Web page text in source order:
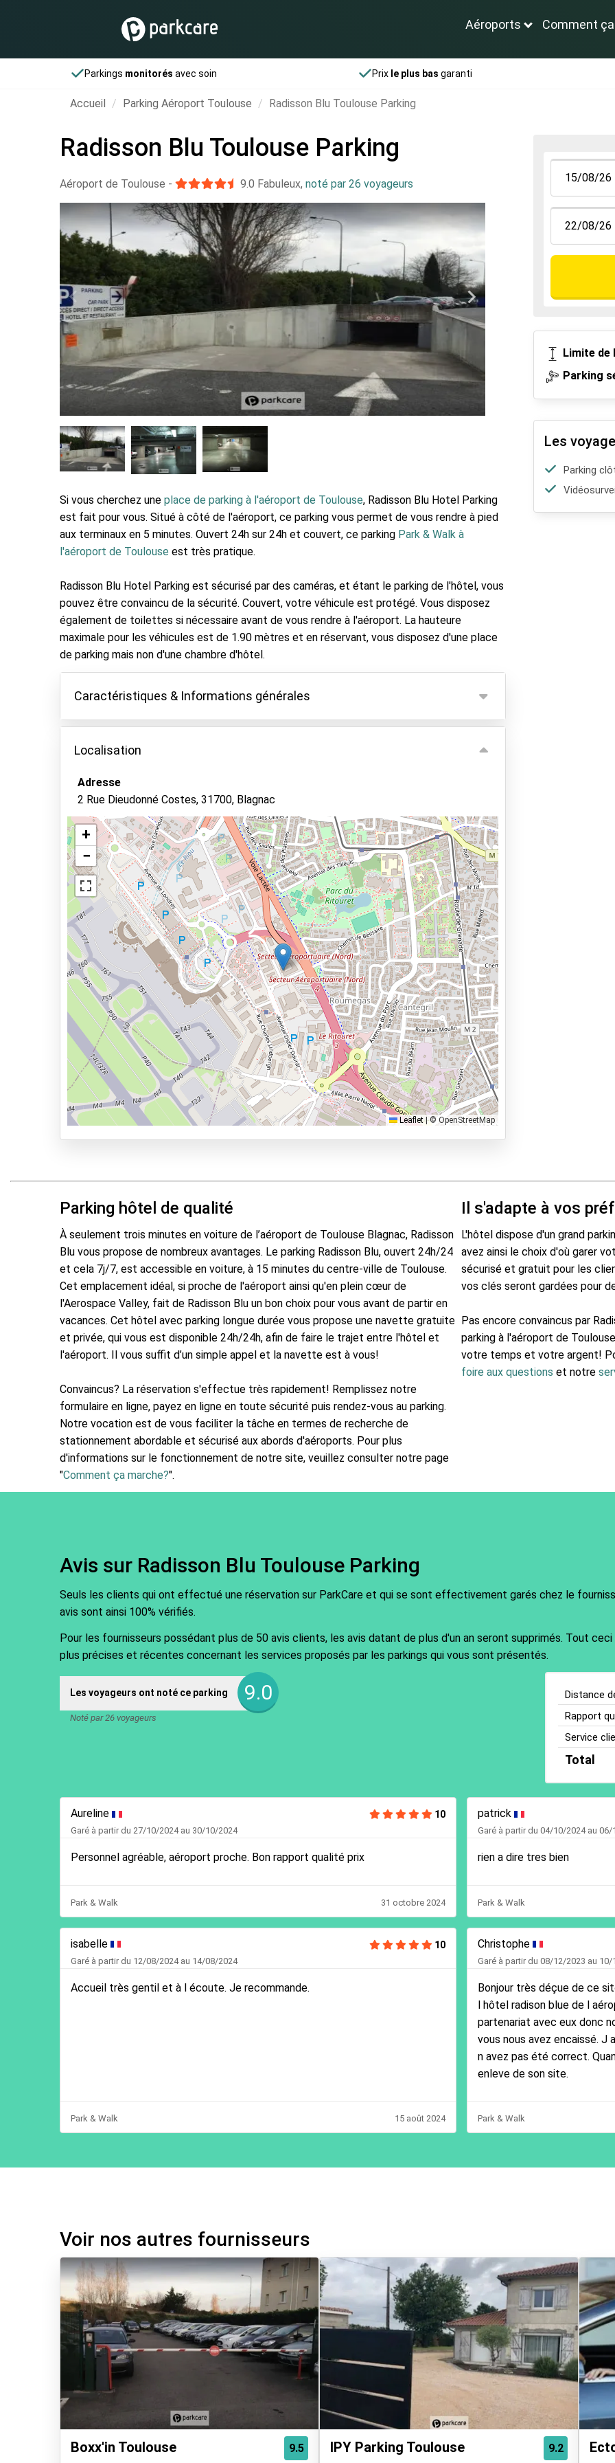
Aéroports Comment
Parkings monitorés avec soin Prix le plus bas garanti
Accueil Parking Aéroport Toulouse Radisson Blu Toulouse Parking
Radisson Blu Toulouse Parking
Aéroport de Toulouse - 9.0 Fabuleux, noté par 26 voyageurs
Si vous cherchez une place de parking à l'aéroport de Toulouse, Radisson Blu Hotel Parking
est fait pour vous. Situé à côté de l'aéroport, ce parking vous permet de vous rendre à pied
aux terminaux en 5 minutes. Ouvert 24h sur 24h et couvert, ce parking Park & Walk à
l'aéroport de Toulouse est très pratique.
Radisson Blu Hotel Parking est sécurisé par des caméras, et étant le parking de l'hôtel, vous
pouvez être convaincu de la sécurité. Couvert, votre véhicule est protégé. Vous disposez
également de toilettes si nécessaire avant de vous rendre à l'aéroport. La hauteure
maximale pour les véhicules est de 1.90 mètres et en réservant, vous disposez d'une place
de parking mais non d'une chambre d'hôtel.
Caractéristiques & Informations générales
Caractéristiques
Parking couvert
Gardez vos clés
Parking sécurisé
Vidéosurveillance
Informations générales
Ouvert 24h/24
Réservation et paiement en ligne
À 500m de marche
Types de parkings
Parking avec navette
Parking avec voiturier
Park & Walk
Park, Sleep & Fly
Localisation
Adresse
2 Rue Dieudonné Costes, 31700, Blagnac
Voir sur la carte
+
−
Leaflet |© OpenStreetMap
Limite de
Parking
Les
Parking
Parking hôtel de qualité
À seulement trois minutes en voiture de l’aéroport de Toulouse Blagnac, Radisson
Blu vous propose de nombreux avantages. Le parking Radisson Blu, ouvert 24h/24
et cela 7j/7, est accessible en voiture, à 15 minutes du centre-ville de Toulouse.
Cet emplacement idéal, si proche de l'aéroport ainsi qu'en plein cœur de
l'Aerospace Valley, fait de Radisson Blu un bon choix pour vous avant de partir en
vacances. Cet hôtel avec parking longue durée vous propose une navette gratuite
et privée, qui vous est disponible 24h/24h, afin de faire le trajet entre l'hôtel et
l'aéroport. Il vous suffit d’un simple appel et la navette est à vous!
Convaincus? La réservation s'effectue très rapidement! Remplissez notre
formulaire en ligne, payez en ligne en toute sécurité puis rendez-vous au parking.
Notre vocation est de vous faciliter la tâche en termes de recherche de
stationnement abordable et sécurisé aux abords d'aéroports. Pour plus
d'informations sur le fonctionnement de notre site, veuillez consulter notre page
"Comment ça marche?".
Il s'adapte à vos
L'hôtel dispose d'un grand
avez ainsi le choix d'où garer
sécurisé et gratuit pour les
vos clés seront gardées pour
Pas encore convaincus par
parking à l'aéroport de
votre temps et votre argent!
foire aux questions et notre
Avis sur Radisson Blu Toulouse Parking
Seuls les clients qui ont effectué une réservation sur ParkCare et qui se sont effectivement garés chez le
avis sont ainsi 100% vérifiés.
Pour les fournisseurs possédant plus de 50 avis clients, les avis datant de plus d'un an seront supprimés. Tout
plus précises et récentes concernant les services proposés par les parkings qui vous sont présentés.
Les voyageurs ont noté ce parking 9.0
Noté par 26 voyageurs
Distance
Rapport
Service
Total
Aureline 10
Garé à partir du 27/10/2024 au 30/10/2024
Personnel agréable, aéroport proche. Bon rapport qualité prix
Park & Walk 31 octobre 2024
patrick
Garé à partir du 04/10/2024 au 06/
rien a dire tres bien
Park & Walk
isabelle 10
Garé à partir du 12/08/2024 au 14/08/2024
Accueil très gentil et à l écoute. Je recommande.
Park & Walk 15 août 2024
Christophe
Garé à partir du 08/12/2023 au 10/
Bonjour très déçue de ce
l hôtel radison blue de l
partenariat avec eux donc
vous nous avez encaissé.
n avez pas été correct.
enleve de son site.
Park & Walk
Voir nos autres fournisseurs
9.5
Boxx'in Toulouse 9.2
IPY Parking Toulouse